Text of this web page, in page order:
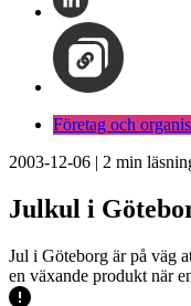
Företag och
2003-12-06 | 2 min
Julkul i
Jul i Göteborg är på väg
en växande produkt när